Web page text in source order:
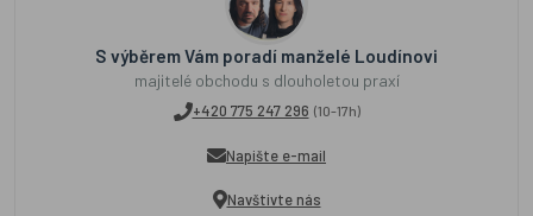
S výběrem Vám poradí manželé Loudínovi
majitelé obchodu s dlouholetou praxí
+420 775 247 296 (10-17h)
Napište e-mail
Navštivte nás